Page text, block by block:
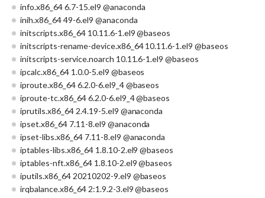
info.x86_64 6.7-15.el9 @anaconda
inih.x86_64 49-6.el9 @anaconda
initscripts.x86_64 10.11.6-1.el9 @baseos
initscripts-rename-device.x86_64 10.11.6-1.el9 @baseos
initscripts-service.noarch 10.11.6-1.el9 @baseos
ipcalc.x86_64 1.0.0-5.el9 @baseos
iproute.x86_64 6.2.0-6.el9_4 @baseos
iproute-tc.x86_64 6.2.0-6.el9_4 @baseos
iprutils.x86_64 2.4.19-5.el9 @anaconda
ipset.x86_64 7.11-8.el9 @anaconda
ipset-libs.x86_64 7.11-8.el9 @anaconda
iptables-libs.x86_64 1.8.10-2.el9 @baseos
iptables-nft.x86_64 1.8.10-2.el9 @baseos
iputils.x86_64 20210202-9.el9 @baseos
irqbalance.x86_64 2:1.9.2-3.el9 @baseos